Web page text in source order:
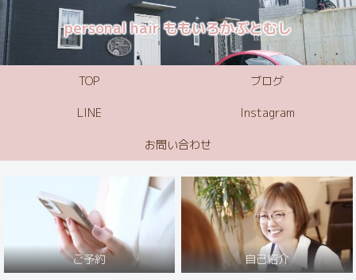
personal hair ももいろかぶとむし
TOP ブログ
LINE Instagram
お問い合わせ
ご予約 自己紹介